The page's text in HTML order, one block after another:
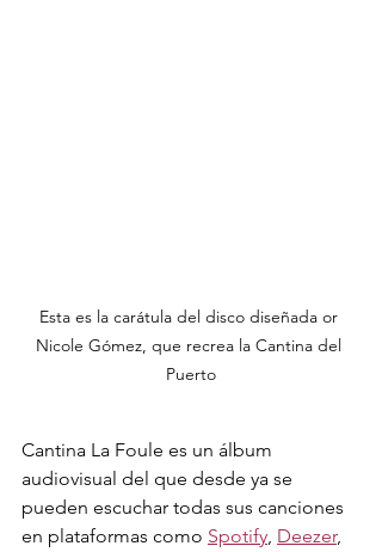
Esta es la carátula del disco diseñada or
Nicole Gómez, que recrea la Cantina del
Puerto
Cantina La Foule es un álbum
audiovisual del que desde ya se
pueden escuchar todas sus canciones
en plataformas como Spotify, Deezer,